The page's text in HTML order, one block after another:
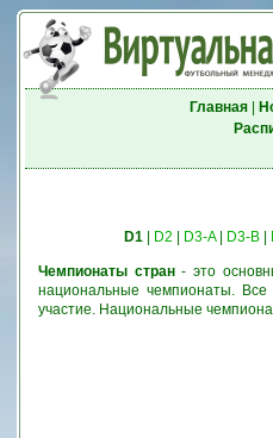
Главная|
D1| D2 D3-A| D3-B|
Чемпионаты стран- это
национальные чемпионаты.
участие. Национальные